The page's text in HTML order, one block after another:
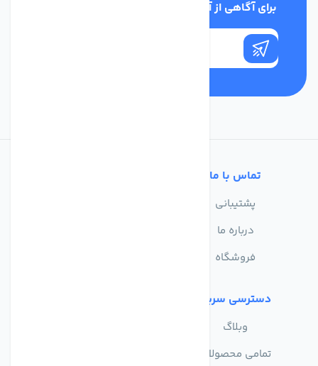
برای آگاهی از آخرین اخبار در خبرنامه ما عضو شوید
تماس با ما
پشتیبانی
درباره ما
فروشگاه
دسترسی سریع
وبلاگ
تمامی محصولات